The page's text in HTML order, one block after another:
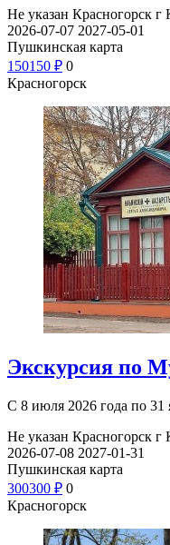
Не указан Красногорск г
2026-07-07 2027-05-01
Пушкинская карта
150150 ₽ 0
Красногорск
Экскурсия по
С 8 июля 2026 года по 31
Не указан Красногорск г
2026-07-08 2027-01-31
Пушкинская карта
300300 ₽ 0
Красногорск